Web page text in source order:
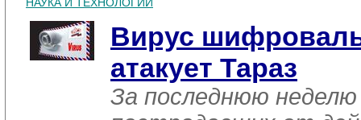
Вирус
атакует Тараз
За последнюю неделю